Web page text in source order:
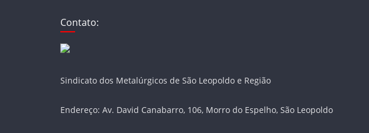
Contato:
Sindicato dos Metalúrgicos de São Leopoldo e Região
Endereço: Av. David Canabarro, 106, Morro do Espelho, São Leopoldo